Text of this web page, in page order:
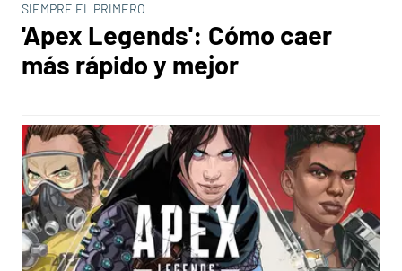
SIEMPRE EL PRIMERO
'Apex Legends': Cómo caer
más rápido y mejor